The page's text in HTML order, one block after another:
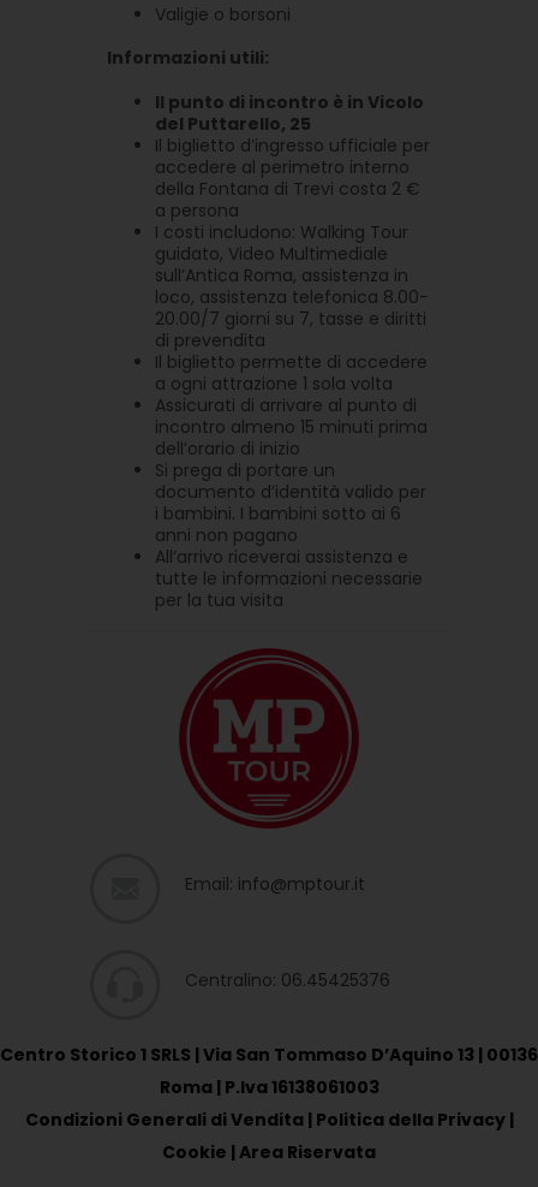
Valigie o borsoni
Informazioni utili:
Il punto di incontro è in Vicolo
del Puttarello, 25
Il biglietto d’ingresso ufficiale per
accedere al perimetro interno
della Fontana di Trevi costa 2 €
a persona
I costi includono: Walking Tour
guidato, Video Multimediale
sull’Antica Roma, assistenza in
loco, assistenza telefonica 8.00-
20.00/7 giorni su 7, tasse e diritti
di prevendita
Il biglietto permette di accedere
a ogni attrazione 1 sola volta
Assicurati di arrivare al punto di
incontro almeno 15 minuti prima
dell’orario di inizio
Si prega di portare un
documento d’identità valido per
i bambini. I bambini sotto ai 6
anni non pagano
All’arrivo riceverai assistenza e
tutte le informazioni necessarie
per la tua visita
Email: info@mptour.it
Centralino: 06.45425376
Centro Storico 1 SRLS | Via San Tommaso D’Aquino 13 | 00136
Roma | P.Iva 16138061003
Condizioni Generali di Vendita | Politica della Privacy|
Cookie | Area Riservata